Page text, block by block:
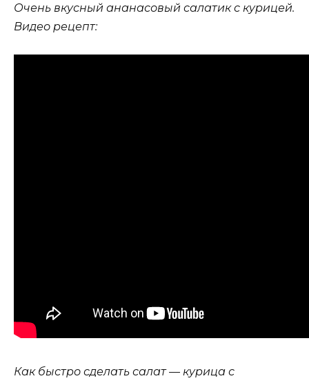
Очень вкусный ананасовый салатик с курицей.
Видео рецепт:
Как быстро сделать салат — курица с